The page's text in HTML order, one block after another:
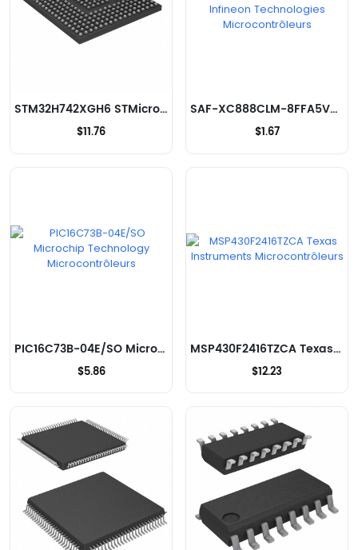
STM32H742XGH6 STMicroelectronics Microcontrôleurs
$11.76
SAF-XC888CLM-8FFA5VAC Infineon Technologies Microcontrôleurs
$1.67
PIC16C73B-04E/SO Microchip Technology Microcontrôleurs
$5.86
MSP430F2416TZCA Texas Instruments Microcontrôleurs
$12.23